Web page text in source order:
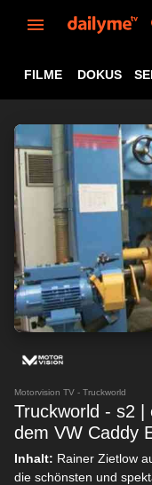
FILME DOKUS
Motorvision TV - Truckworld
Truckworld - s2 |
dem VW Caddy
Inhalt: Rainer Zietlow
die schönsten und